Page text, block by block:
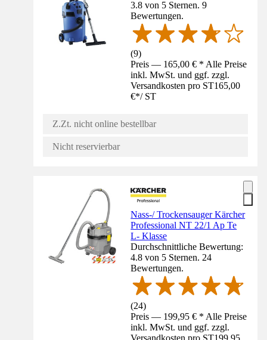
3.8 von 5 Sternen. 9
Bewertungen.
(9)
Preis — 165,00 € * Alle Preise
inkl. MwSt. und ggf. zzgl.
Versandkosten pro ST165,00
€*/ ST
Z.Zt. nicht online bestellbar
Nicht reservierbar
Nass-/ Trockensauger Kärcher
Professional NT 22/1 Ap Te
L- Klasse
Durchschnittliche Bewertung:
4.8 von 5 Sternen. 24
Bewertungen.
(24)
Preis — 199,95 € * Alle Preise
inkl. MwSt. und ggf. zzgl.
Versandkosten pro ST199,95